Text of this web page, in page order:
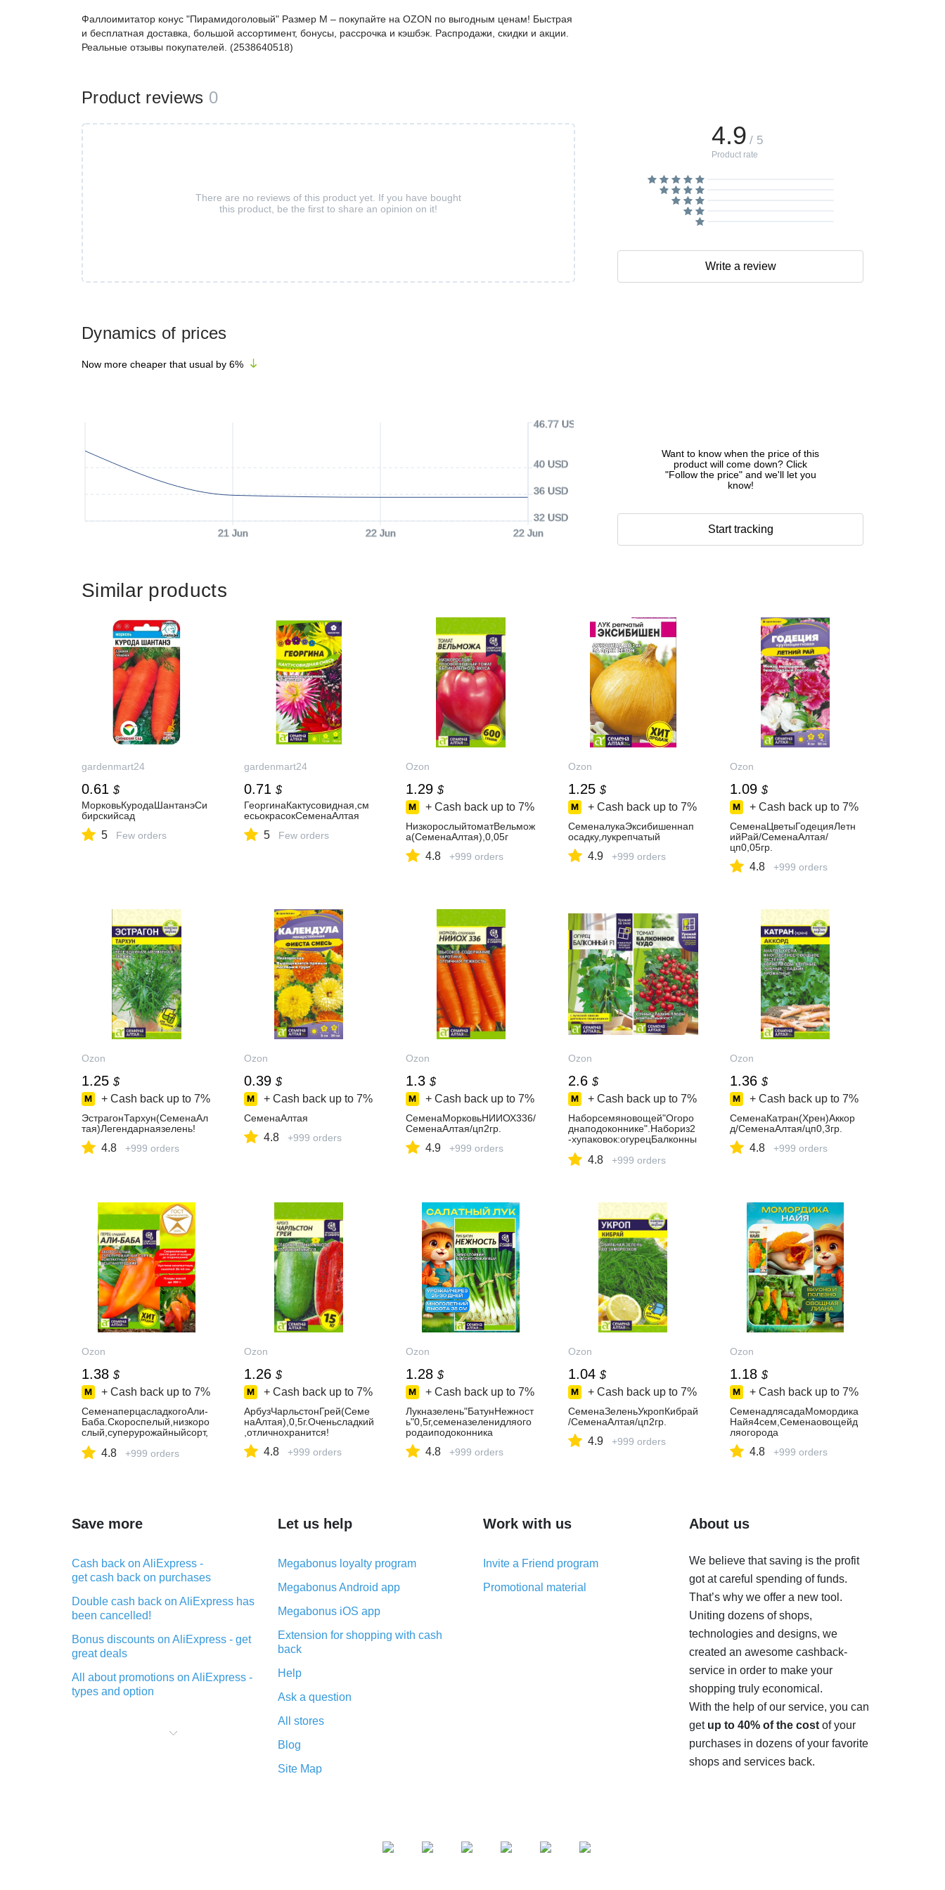
Dynamics of prices
Now more cheaper that usual by 6%
21 Jun 22 Jun 22 Jun
32 USD
36 USD
40 USD
46.77 USD
Want to know when the price of this
product will come down? Click
"Follow the price" and we'll let you
know!
Start tracking
Фаллоимитатор конус "Пирамидоголовый" Размер M – покупайте на OZON по выгодным ценам! Быстрая
и бесплатная доставка, большой ассортимент, бонусы, рассрочка и кэшбэк. Распродажи, скидки и акции.
Реальные отзывы покупателей. (2538640518)
Product reviews 0
There are no reviews of this product yet. If you have bought
this product, be the first to share an opinion on it!
4.9 / 5
Product rate
Write a review
Similar products
gardenmart24
0.61 $
МорковьКуродаШантанэСи
бирскийсад
5 Few orders
gardenmart24
0.71 $
ГеоргинаКактусовидная,см
есьокрасокСеменаАлтая
5 Few orders
Ozon
1.29 $
+ Cash back up to 7%
НизкорослыйтоматВельмож
а(СеменаАлтая),0,05г
4.8 +999 orders
Ozon
1.25 $
+ Cash back up to 7%
СеменалукаЭксибишеннап
осадку,лукрепчатый
4.9 +999 orders
Ozon
1.09 $
+ Cash back up to 7%
СеменаЦветыГодецияЛетн
ийРай/СеменаАлтая/
цп0,05гр.
4.8 +999 orders
Ozon
1.25 $
+ Cash back up to 7%
ЭстрагонТархун(СеменаАл
тая)Легендарнаязелень!
4.8 +999 orders
Ozon
0.39 $
+ Cash back up to 7%
СеменаАлтая
4.8 +999 orders
Ozon
1.3 $
+ Cash back up to 7%
СеменаМорковьНИИОХ336/
СеменаАлтая/цп2гр.
4.9 +999 orders
Ozon
2.6 $
+ Cash back up to 7%
Наборсемяновощей"Огоро
днаподоконнике".Набориз2
-хупаковок:огурецБалконны
шийвыбордлявыращивания
4.8 +999 orders
Ozon
1.36 $
+ Cash back up to 7%
СеменаКатран(Хрен)Аккор
д/СеменаАлтая/цп0,3гр.
4.8 +999 orders
Ozon
1.38 $
+ Cash back up to 7%
СеменаперцасладкогоАли-
Баба.Скороспелый,низкоро
слый,суперурожайныйсорт,
4.8 +999 orders
Ozon
1.26 $
+ Cash back up to 7%
АрбузЧарльстонГрей(Семе
наАлтая),0,5г.Оченьсладкий
,отличнохранится!
4.8 +999 orders
Ozon
1.28 $
+ Cash back up to 7%
Лукназелень"БатунНежност
ь"0,5г,семеназеленидляого
родаиподоконника
4.8 +999 orders
Ozon
1.04 $
+ Cash back up to 7%
СеменаЗеленьУкропКибрай
/СеменаАлтая/цп2гр.
4.9 +999 orders
Ozon
1.18 $
+ Cash back up to 7%
СеменадлясадаМомордика
Найя4сем,Семенаовощейд
ляогорода
4.8 +999 orders
Save more
Cash back on AliExpress -
get cash back on purchases
Double cash back on AliExpress has
been cancelled!
Bonus discounts on AliExpress - get
great deals
All about promotions on AliExpress -
types and option
purchases on AliExpress - short and
Let us help
Megabonus loyalty program
Megabonus Android app
Megabonus iOS app
Extension for shopping with cash
back
Help
Ask a question
All stores
Blog
Site Map
Work with us
Invite a Friend program
Promotional material
About us
We believe that saving is the profit
got at careful spending of funds.
That’s why we offer a new tool.
Uniting dozens of shops,
technologies and designs, we
created an awesome cashback-
service in order to make your
shopping truly economical.
With the help of our service, you can
get up to 40% of the costof your
purchases in dozens of your favorite
shops and services back.